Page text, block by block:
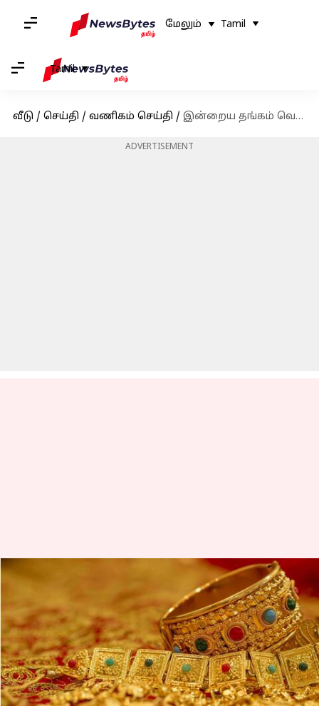
மேலும் Tamil
Tamil
வீடு / செய்தி / வணிகம் செய்தி / இன்றைய தங்கம் வெள்ளி விலை நிலவரம்: அக்டோபர் 24
ADVERTISEMENT
இன்றைய தங்கம் வெள்ளி
விலை நிலவரம்:
அக்டோபர் 24
எழுதியவர் Prasanna Venkatesh Oct 24, 2023 12:56 pm
செய்தி முன்னோட்டம்